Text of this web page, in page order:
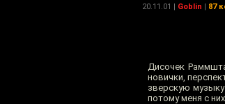
20.11.01 | Goblin | 87
Дисочек
новички,
зверскую
потому меня с